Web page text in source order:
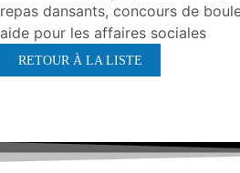
repas dansants, concours de
aide pour les affaires sociales
RETOUR À LA LISTE